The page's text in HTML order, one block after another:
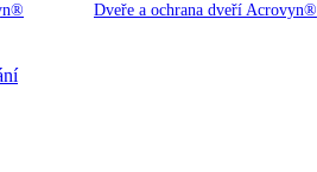
Dveře a ochrana dveří Acrovyn®